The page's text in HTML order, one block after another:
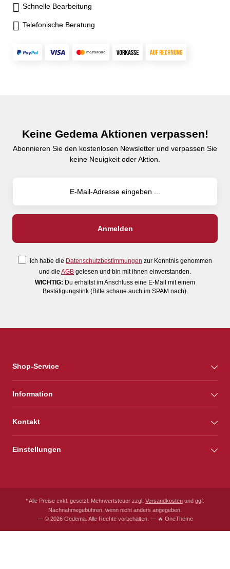
Schnelle Bearbeitung
Telefonische Beratung
Keine Gedema Aktionen verpassen!
Abonnieren Sie den kostenlosen Newsletter und verpassen Sie
keine Neuigkeit oder Aktion.
Ich habe die Datenschutzbestimmungen zur Kenntnis genommen
und die AGB gelesen und bin mit ihnen einverstanden.
WICHTIG: Du erhältst im Anschluss eine E-Mail mit einem
Bestätigungslink (Bitte schaue auch im SPAM nach).
Shop-Service
Information
Kontakt
Einstellungen
* Alle Preise exkl. gesetzl. Mehrwertsteuer zzgl. Versandkosten und ggf.
Nachnahmegebühren, wenn nicht anders angegeben.
— © 2026 Gedema. Alle Rechte vorbehalten. — 🔥 OneTheme